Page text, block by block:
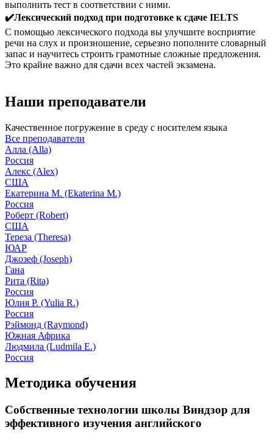
выполнить тест в соответствии с ними.
✔️Лексический подход при подготовке к сдаче IELTS
С помощью лексического подхода вы улучшите восприятие
речи на слух и произношение, серьезно пополните словарный
запас и научитесь строить грамотные сложные предложения.
Это крайне важно для сдачи всех частей экзамена.
Наши преподаватели
Качественное погружение в среду с носителем языка
Все преподаватели
Алла (Alla)
Россия
Алекс (Alex)
США
Екатерина М. (Ekaterina M.)
Россия
Роберт (Robert)
США
Тереза (Theresa)
ЮАР
Джозеф (Joseph)
Гана
Рита (Rita)
Россия
Юлия Р. (Yulia R.)
Россия
Рэймонд (Raymond)
Южная Африка
Людмила (Ludmila E.)
Россия
Методика обучения
Собственные технологии школы Виндзор для
эффективного изучения английского